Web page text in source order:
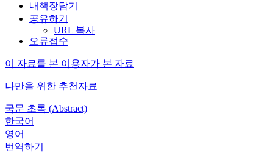
내책장담기
공유하기
URL 복사
오류접수
이 자료를 본 이용자가 본 자료
나만을 위한 추천자료
국문 초록 (Abstract)
한국어
영어
번역하기